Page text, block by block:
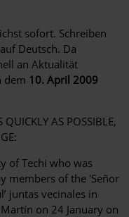
sofort. Schreiben
Deutsch. Da
an Aktualität
dem 10. April 2009
QUICKLY AS POSSIBLE,
of Techi who was
members of the 'Señor
juntas vecinales in
on 24 January on